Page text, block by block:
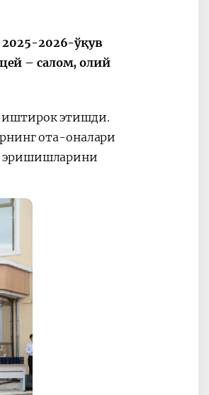
2025-2026-ўқув
– салом, олий
иштирок этишди.
ота-оналари
эришишларини